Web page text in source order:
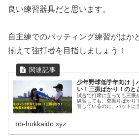
良い練習器具だと思います。
自主練でのバッティング練習がはか
揃えて強打者を目指しましょう！
少年野球低学年向け｜
い！三振ばかり！のと
試合で打席に立っても三振
練習しても、空振りばかり
習しているのに、バットに
bb-hokkaido.xyz